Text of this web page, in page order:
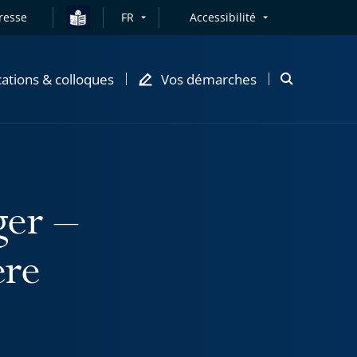
FR Accessibilité
& colloques Vos démarches
Ouvrir
–